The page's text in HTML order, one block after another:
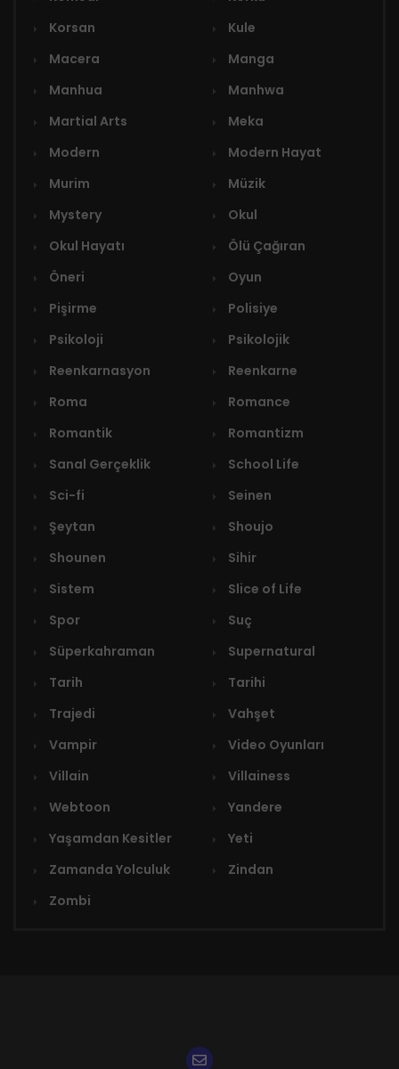
Korsan
Kule
Macera
Manga
Manhua
Manhwa
Martial Arts
Meka
Modern
Modern Hayat
Murim
Müzik
Mystery
Okul
Okul Hayatı
Ölü Çağıran
Öneri
Oyun
Pişirme
Polisiye
Psikoloji
Psikolojik
Reenkarnasyon
Reenkarne
Roma
Romance
Romantik
Romantizm
Sanal Gerçeklik
School Life
Sci-fi
Seinen
Şeytan
Shoujo
Shounen
Sihir
Sistem
Slice of Life
Spor
Suç
Süperkahraman
Supernatural
Tarih
Tarihi
Trajedi
Vahşet
Vampir
Video Oyunları
Villain
Villainess
Webtoon
Yandere
Yaşamdan Kesitler
Yeti
Zamanda Yolculuk
Zindan
Zombi